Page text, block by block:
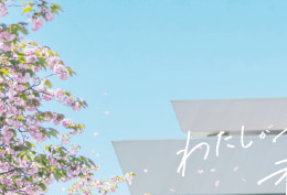
サイトマッ
Vもしとは